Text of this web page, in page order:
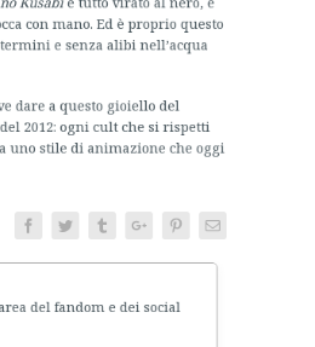
Ai no Kusabi è tutto virato al nero, e
con mano. Ed è proprio questo
termini e senza alibi nell’acqua
dare a questo gioiello del
del 2012: ogni cult che si rispetti
FacebookTwitterTumblr